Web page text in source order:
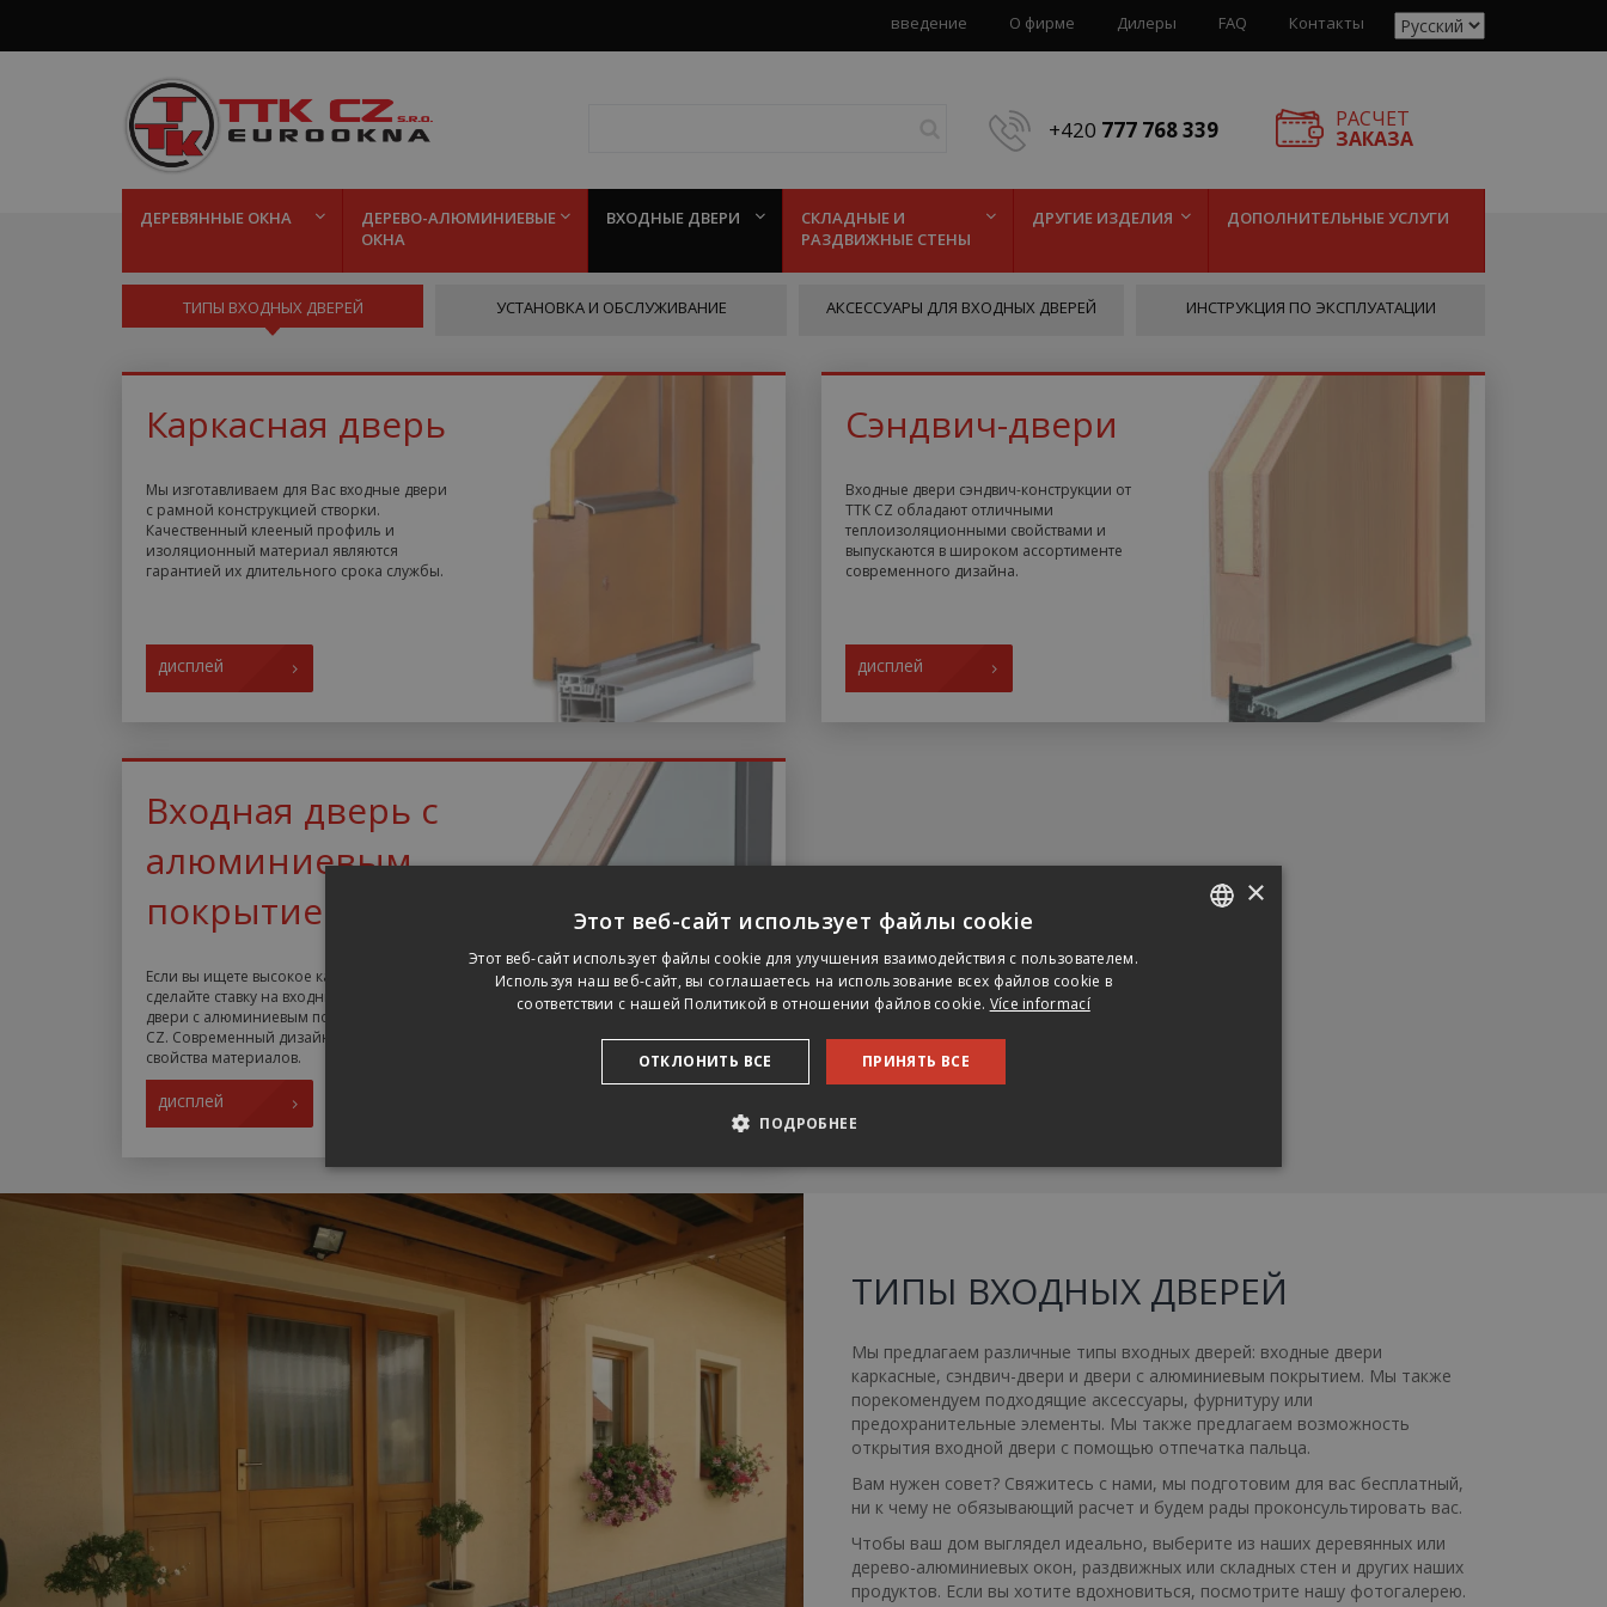
введение О фирме Дилеры FAQ Контакты
+420 777 768 339 РАСЧЕТ
ЗАКАЗА
ДЕРЕВЯННЫЕ ОКНА
ДЕРЕВО-АЛЮМИНИЕВЫЕ
ОКНА
ВХОДНЫЕ ДВЕРИ
СКЛАДНЫЕ И
РАЗДВИЖНЫЕ СТЕНЫ
ДРУГИЕ ИЗДЕЛИЯ ДОПОЛНИТЕЛЬНЫЕ УСЛУГИ
ТИПЫ ВХОДНЫХ ДВЕРЕЙ УСТАНОВКА И ОБСЛУЖИВАНИЕ АКСЕССУАРЫ ДЛЯ ВХОДНЫХ ДВЕРЕЙ ИНСТРУКЦИЯ ПО ЭКСПЛУАТАЦИИ
Каркасная дверь
Мы изготавливаем для Вас входные двери
с рамной конструкцией створки.
Качественный клееный профиль и
изоляционный материал являются
гарантией их длительного срока службы.
дисплей
Сэндвич-двери
Входные двери сэндвич-конструкции от
TTK CZ обладают отличными
теплоизоляционными свойствами и
выпускаются в широком ассортименте
современного дизайна.
дисплей
Входная дверь с
алюминиевым
покрытием
Если вы ищете высокое качество,
сделайте ставку на входные сэндвич-
двери с алюминиевым покрытием от TTK
CZ. Современный дизайн и отличные
свойства материалов.
дисплей
ТИПЫ ВХОДНЫХ ДВЕРЕЙ
Мы предлагаем различные типы входных дверей: входные двери
каркасные, сэндвич-двери и двери с алюминиевым покрытием. Мы также
порекомендуем подходящие аксессуары, фурнитуру или
предохранительные элементы. Мы также предлагаем возможность
открытия входной двери с помощью отпечатка пальца.
Вам нужен совет? Свяжитесь с нами, мы подготовим для вас бесплатный,
ни к чему не обязывающий расчет и будем рады проконсультировать вас.
Чтобы ваш дом выглядел идеально, выберите из наших деревянных или
дерево-алюминиевых окон, раздвижных или складных стен и других наших
продуктов. Если вы хотите вдохновиться, посмотрите нашу фотогалерею.
×
Этот веб-сайт использует файлы cookie
Этот веб-сайт использует файлы cookie для улучшения взаимодействия с пользователем.
Используя наш веб-сайт, вы соглашаетесь на использование всех файлов cookie в
соответствии с нашей Политикой в ​​отношении файлов cookie. Více informací
ПРИНЯТЬ ВСЕ
ОТКЛОНИТЬ ВСЕ
ПОДРОБНЕЕ
ОБЯЗАТЕЛЬНЫЕ АНАЛИТИЧЕСКИЕ ЦЕЛЕВЫЕ ФУНКЦИОНАЛЬНЫЕ
НЕКЛАССИФИЦИРОВАННЫЕ
Аналитические Функциональные Неклассифицированные
Обязательные файлы cookie позволяют выполнять основные функции веб-сайта, такие как вход в систему и управление учетной
записью. Веб-сайт не может использоваться должным образом без обязательных файлов cookie.
Провайдер /
Домен
Срок
действия
Описание
*.eurooknattk.cz 1 час
Cookie pro zamezení duplicitního zobrazení banneru.
CookieScriptConsent
CookieScript
www.eurooknattk.cz
Tento soubor cookie používá služba Cookie-Script.com k
zapamatování předvoleb souhlasu se soubory cookie
návštěvníků. Je nutné, aby banner cookie Cookie-Script.com
fungoval správně.